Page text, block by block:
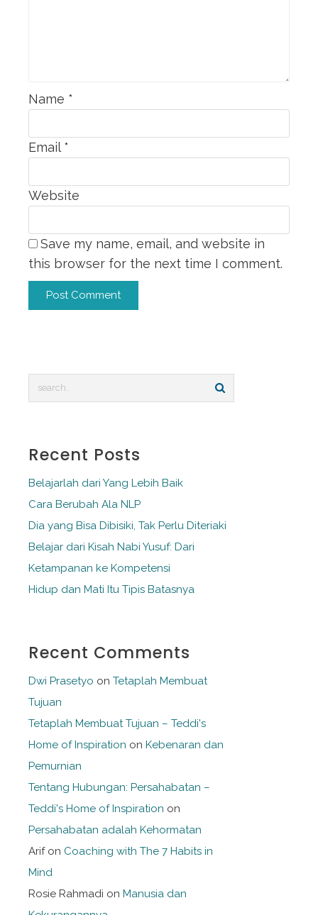
Name *
Email *
Website
Save my name, email, and website in
this browser for the next time I comment.
Recent Posts
Belajarlah dari Yang Lebih Baik
Cara Berubah Ala NLP
Dia yang Bisa Dibisiki, Tak Perlu Diteriaki
Belajar dari Kisah Nabi Yusuf: Dari
Ketampanan ke Kompetensi
Hidup dan Mati Itu Tipis Batasnya
Recent Comments
Dwi Prasetyo on Tetaplah Membuat
Tujuan
Tetaplah Membuat Tujuan – Teddi's
Home of Inspiration on Kebenaran dan
Pemurnian
Tentang Hubungan: Persahabatan –
Teddi's Home of Inspiration on
Persahabatan adalah Kehormatan
Arifon Coaching with The 7 Habits in
Mind
Rosie Rahmadi on Manusia dan